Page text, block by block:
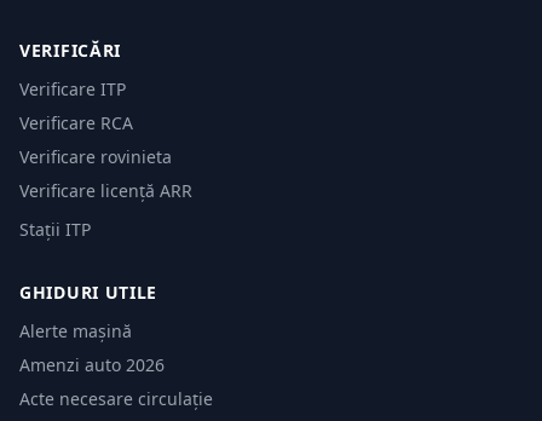
VERIFICĂRI
Verificare ITP
Verificare RCA
Verificare rovinieta
Verificare licență ARR
Stații ITP
GHIDURI UTILE
Alerte mașină
Amenzi auto 2026
Acte necesare circulație